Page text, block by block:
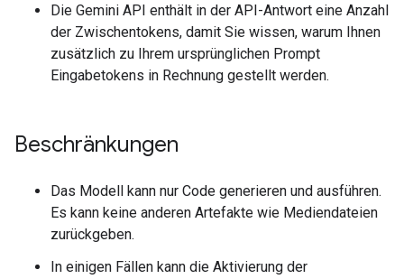
Die Gemini API enthält in der API-Antwort eine Anzahl
der Zwischentokens, damit Sie wissen, warum Ihnen
zusätzlich zu Ihrem ursprünglichen Prompt
Eingabetokens in Rechnung gestellt werden.
Beschränkungen
Das Modell kann nur Code generieren und ausführen.
Es kann keine anderen Artefakte wie Mediendateien
zurückgeben.
In einigen Fällen kann die Aktivierung der